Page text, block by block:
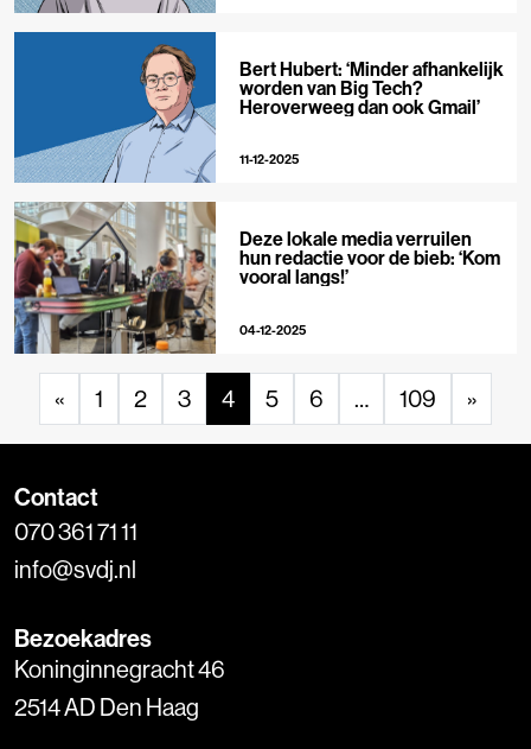
Bert Hubert: ‘Minder afhankelijk
worden van Big Tech?
Heroverweeg dan ook Gmail’
11-12-2025
Deze lokale media verruilen
hun redactie voor de bieb: ‘Kom
vooral langs!’
04-12-2025
« 1 2 3 4 5 6 … 109 »
Contact
070 361 71 11
info@svdj.nl
Bezoekadres
Koninginnegracht 46
2514 AD Den Haag